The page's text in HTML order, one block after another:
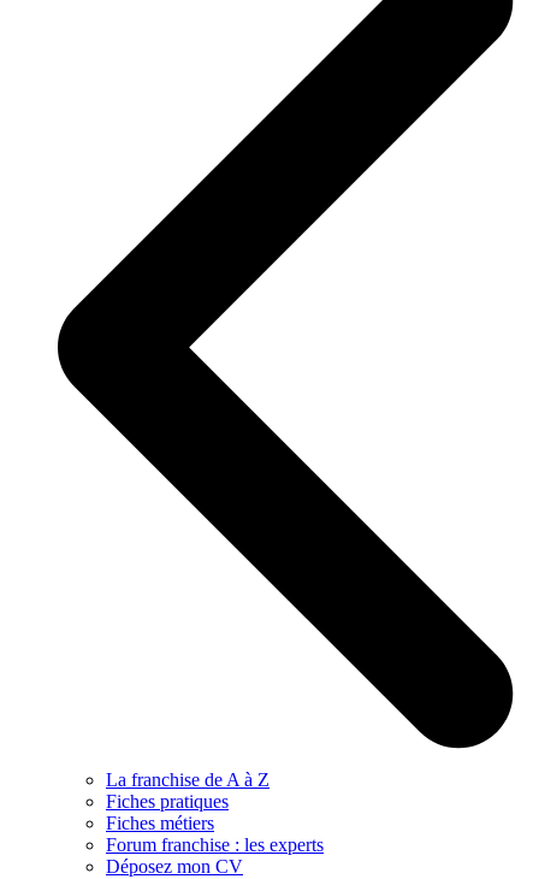
La franchise de A à Z
Fiches pratiques
Fiches métiers
Forum franchise : les experts
Déposez mon CV